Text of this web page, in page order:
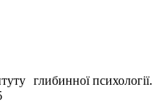
глибинної психології.